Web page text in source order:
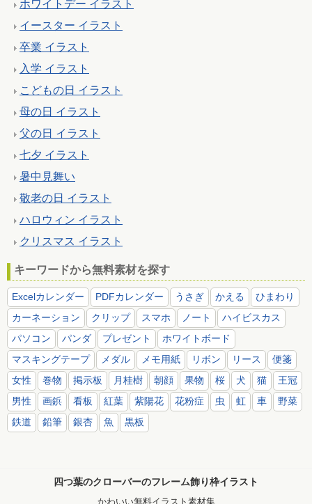
ホワイトデー イラスト
イースター イラスト
卒業 イラスト
入学 イラスト
こどもの日 イラスト
母の日 イラスト
父の日 イラスト
七夕 イラスト
暑中見舞い
敬老の日 イラスト
ハロウィン イラスト
クリスマス イラスト
キーワードから無料素材を探す
Excelカレンダー PDFカレンダー うさぎ かえる
ひまわり
カーネーション
クリップ スマホ ノート
ハイビスカス
パソコン
パンダ プレゼント
ホワイトボード
マスキングテープ
メダル メモ用紙 リボン リース
便箋
女性
巻物 掲示板 月桂樹 朝顔 果物 桜 犬 猫
王冠
男性
画鋲 看板 紅葉 紫陽花 花粉症 虫 虹 車
野菜
鉄道
鉛筆 銀杏 魚 黒板
四つ葉のクローバーのフレーム飾り枠イラスト
かわいい無料イラスト素材集